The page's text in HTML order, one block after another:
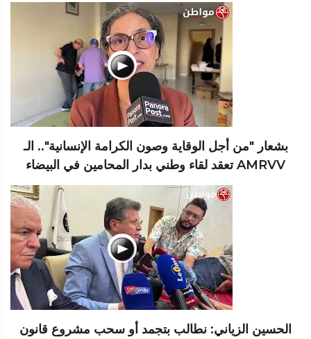
بشعار "من أجل الوقاية وصون الكرامة الإنسانية".. الـ
AMRVV تعقد لقاء وطني بدار المحامين في البيضاء
الحسين الزياني: نطالب بتجمد أو سحب مشروع قانون